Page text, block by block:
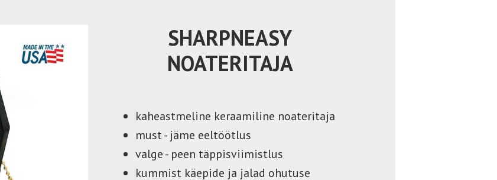
SHARPNEASY
NOATERITAJA
kaheastmeline keraamiline noateritaja
must - jäme eeltöötlus
valge - peen täppisviimistlus
kummist käepide ja jalad ohutuse